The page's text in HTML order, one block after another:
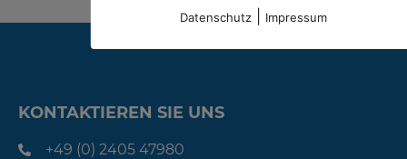
KONTAKTIEREN SIE UNS
+49 (0) 2405 47980
Datenschutz| Impressum